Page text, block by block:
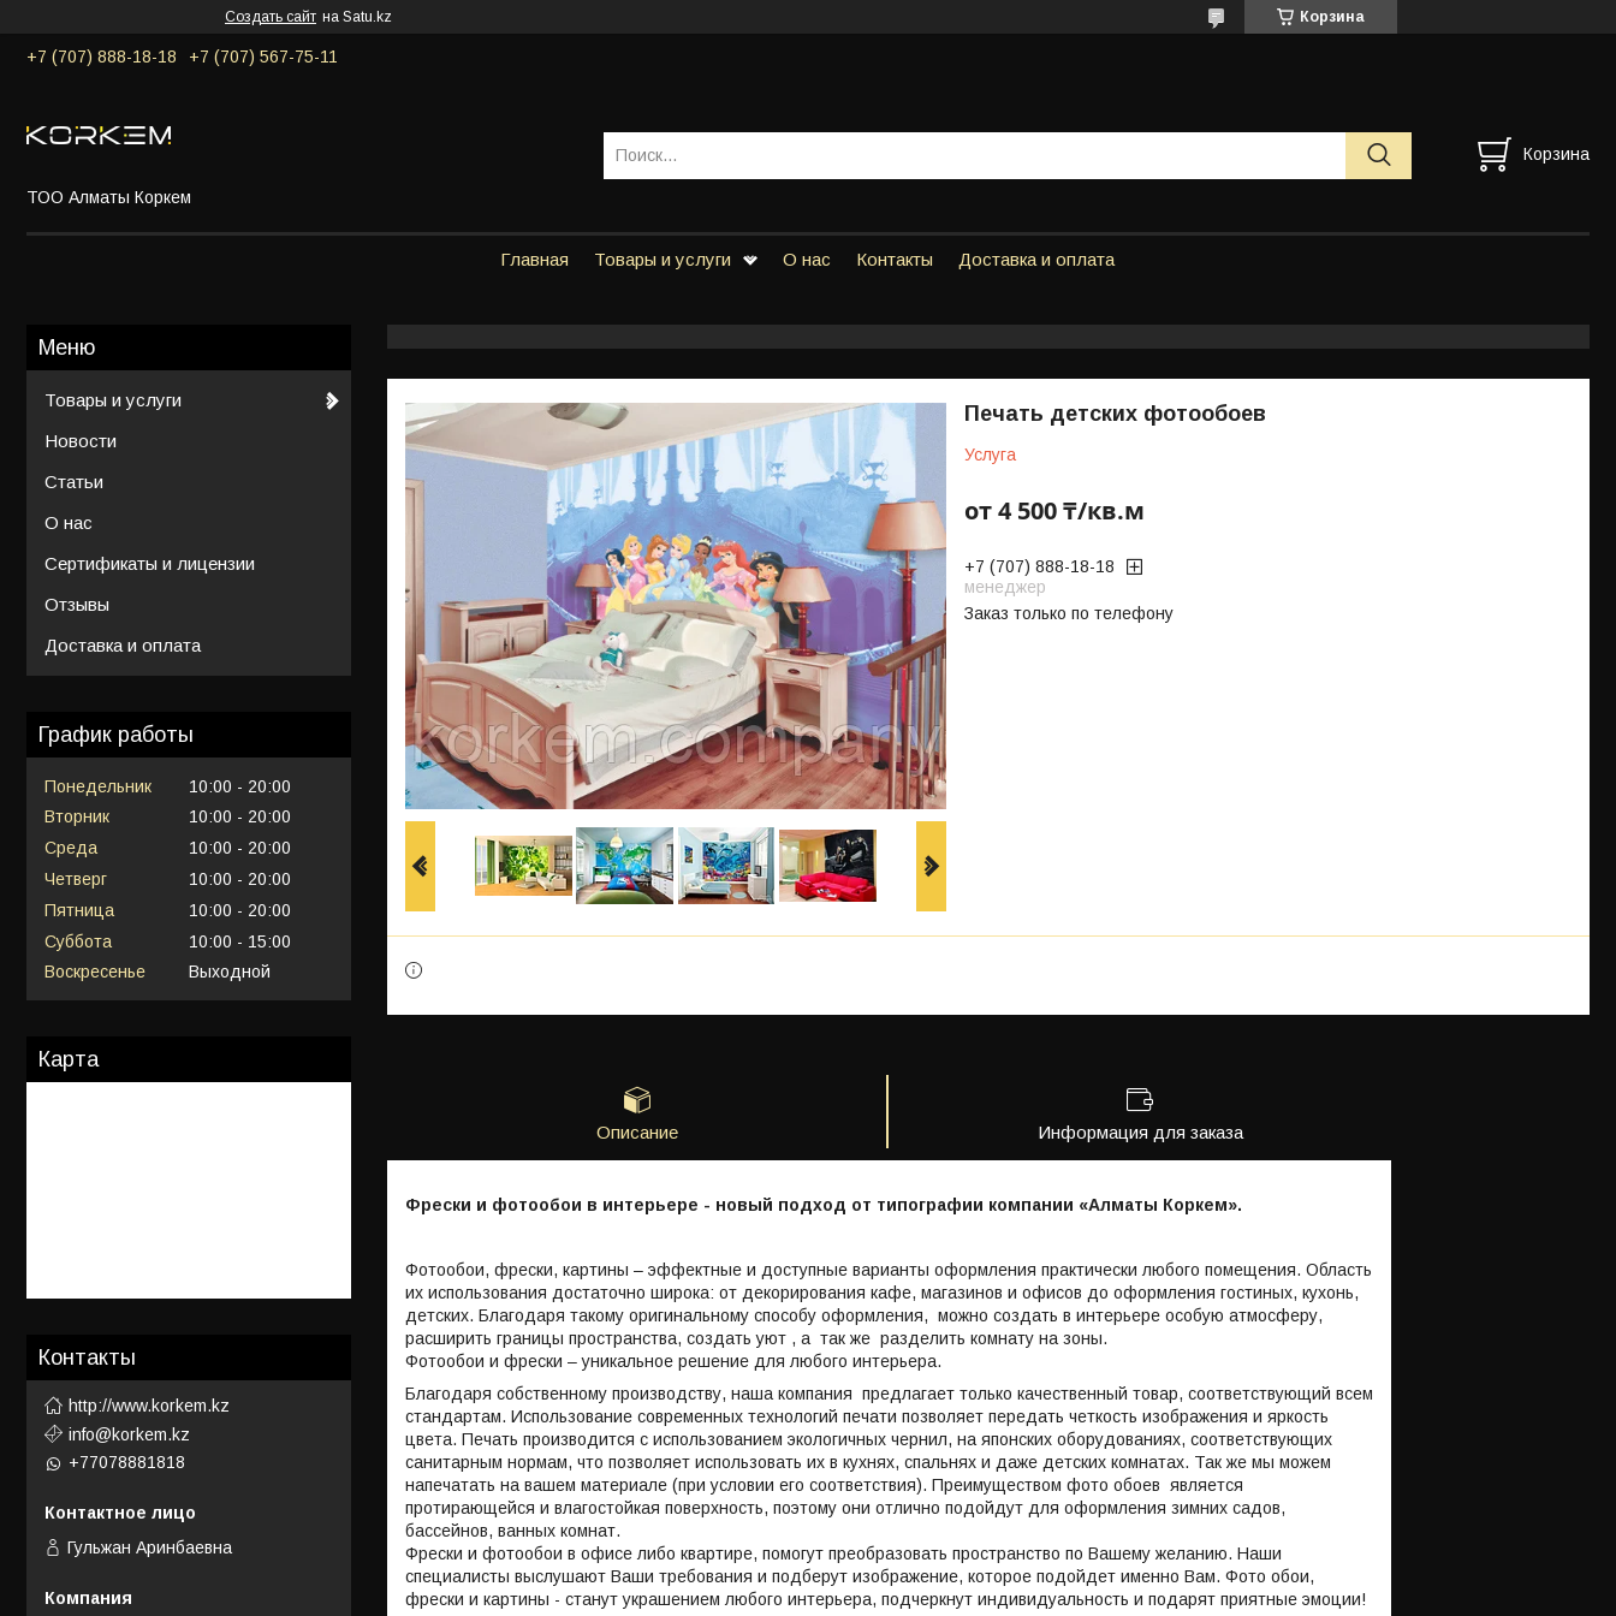
Создать сайт на Satu.kz Корзина
+7 (707) 888-18-18 +7 (707) 567-75-11
ТОО Алматы Коркем
Корзина
Главная Товары и услуги О нас Контакты Доставка и оплата
Печать детских фотообоев
Услуга
от4 500 ₸/кв.м
+7 (707) 888-18-18
менеджер
Заказ только по телефону
Описание Информация для заказа
Фрески и фотообои в интерьере - новый подход от типографии компании «Алматы Коркем».
Фотообои, фрески, картины – эффектные и доступные варианты оформления практически любого помещения. Область
их использования достаточно широка: от декорирования кафе, магазинов и офисов до оформления гостиных, кухонь,
детских. Благодаря такому оригинальному способу оформления, можно создать в интерьере особую атмосферу,
расширить границы пространства, создать уют , а так же разделить комнату на зоны.
Фотообои и фрески – уникальное решение для любого интерьера.
Благодаря собственному производству, наша компания предлагает только качественный товар, соответствующий всем
стандартам. Использование современных технологий печати позволяет передать четкость изображения и яркость
цвета. Печать производится с использованием экологичных чернил, на японских оборудованиях, соответствующих
санитарным нормам, что позволяет использовать их в кухнях, спальнях и даже детских комнатах. Так же мы можем
напечатать на вашем материале (при условии его соответствия). Преимуществом фото обоев является
протирающейся и влагостойкая поверхность, поэтому они отлично подойдут для оформления зимних садов,
бассейнов, ванных комнат.
Фрески и фотообои в офисе либо квартире, помогут преобразовать пространство по Вашему желанию. Наши
специалисты выслушают Ваши требования и подберут изображение, которое подойдет именно Вам. Фото обои,
фрески и картины - станут украшением любого интерьера, подчеркнут индивидуальность и подарят приятные эмоции!
Товары и услуги
Новости
Статьи
О нас
Сертификаты и лицензии
Отзывы
Доставка и оплата
График работы
Понедельник 10:00
20:00
Вторник
10:00
20:00
Среда
10:00
20:00
Четверг
10:00
20:00
Пятница
10:00
20:00
Суббота
10:00
15:00
Воскресенье
Выходной
Карта
Контакты
http://www.korkem.kz
info@korkem.kz
+77078881818
Гульжан Аринбаевна